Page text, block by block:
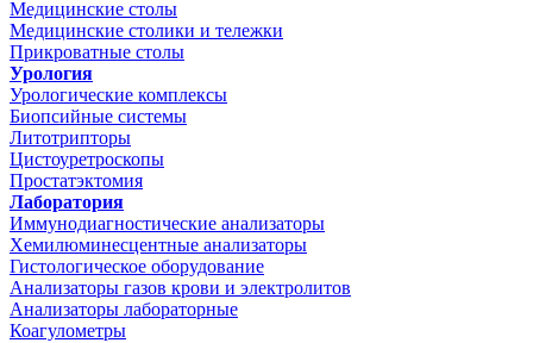
Медицинские столы
Медицинские столики и тележки
Прикроватные столы
Урология
Урологические комплексы
Биопсийные системы
Литотрипторы
Цистоуретроскопы
Простатэктомия
Лаборатория
Иммунодиагностические анализаторы
Хемилюминесцентные анализаторы
Гистологическое оборудование
Анализаторы газов крови и электролитов
Анализаторы лабораторные
Коагулометры